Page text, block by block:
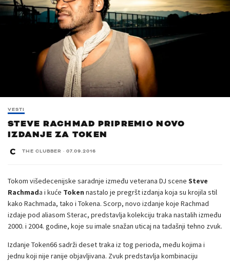
VESTI
STEVE RACHMAD PRIPREMIO NOVO
IZDANJE ZA TOKEN
THE CLUBBER · 07.09.2016
Tokom višedecenijske saradnje između veterana DJ scene Steve
Rachmada i kuće Token nastalo je pregršt izdanja koja su krojila stil
kako Rachmada, tako i Tokena. Scorp, novo izdanje koje Rachmad
izdaje pod aliasom Sterac, predstavlja kolekciju traka nastalih između
2000. i 2004. godine, koje su imale snažan uticaj na tadašnji tehno zvuk.
Izdanje Token66 sadrži deset traka iz tog perioda, među kojima i
jednu koji nije ranije objavljivana. Zvuk predstavlja kombinaciju